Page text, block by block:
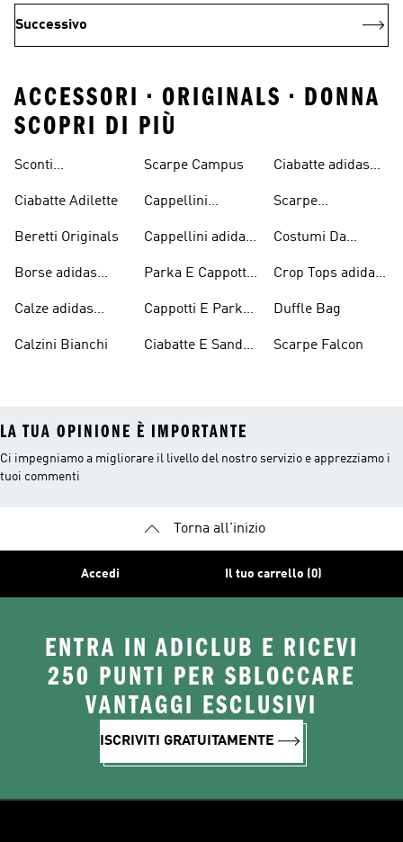
Successivo
ACCESSORI • ORIGINALS • DONNA
SCOPRI DI PIÙ
Sconti
adidas Originals
Ciabatte Adilette
Beretti Originals
Borse adidas
Calze adidas
Calzini Bianchi
Scarpe Campus
Cappellini
Cappellini adidas
Parka E Cappotti
Cappotti E Parkas
Ciabatte E Sandali
Ciabatte adidas
Scarpe
Costumi Da
Crop Tops adidas
Duffle Bag
Scarpe Falcon
LA TUA OPINIONE È IMPORTANTE
Ci impegniamo a migliorare il livello del nostro servizio e apprezziamo i
tuoi commenti
Torna all'inizio
Accedi Il tuo carrello (0)
ENTRA IN ADICLUB E RICEVI
250 PUNTI PER SBLOCCARE
VANTAGGI ESCLUSIVI
ISCRIVITI GRATUITAMENTE